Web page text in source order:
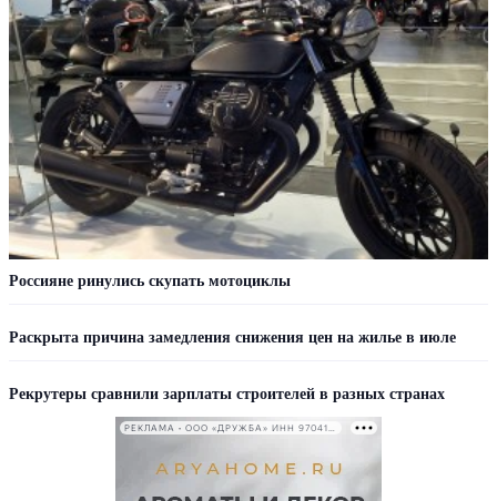
Россияне ринулись скупать мотоциклы
Раскрыта причина замедления снижения цен на жилье в июле
Рекрутеры сравнили зарплаты строителей в разных странах